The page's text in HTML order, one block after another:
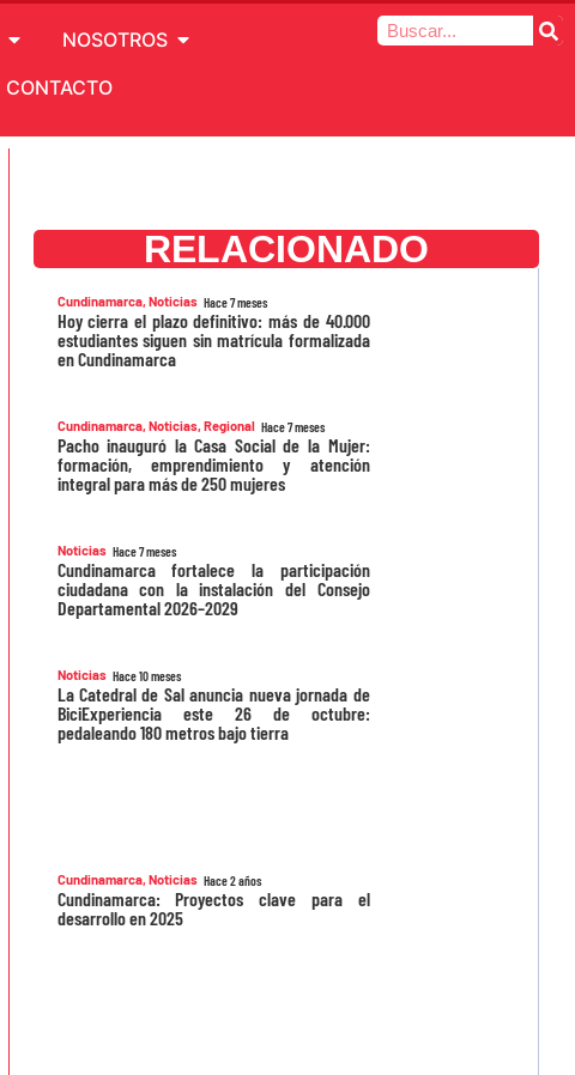
NOSOTROS
CONTACTO
RELACIONADO
Cundinamarca,Noticias Hace 7 meses
Hoy cierra el plazo definitivo: más de 40.000
estudiantes siguen sin matrícula formalizada
en Cundinamarca
Cundinamarca,Noticias,Regional Hace 7 meses
Pacho inauguró la Casa Social de la Mujer:
formación, emprendimiento y atención
integral para más de 250 mujeres
Noticias Hace 7 meses
Cundinamarca fortalece la participación
ciudadana con la instalación del Consejo
Departamental 2026–2029
Noticias Hace 10 meses
La Catedral de Sal anuncia nueva jornada de
BiciExperiencia este 26 de octubre:
pedaleando 180 metros bajo tierra
Cundinamarca,Noticias Hace 2 años
Cundinamarca: Proyectos clave para el
desarrollo en 2025